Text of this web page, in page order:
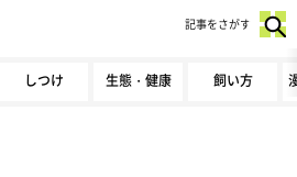
しつけ 生態・健康 飼い方
記事をさがす